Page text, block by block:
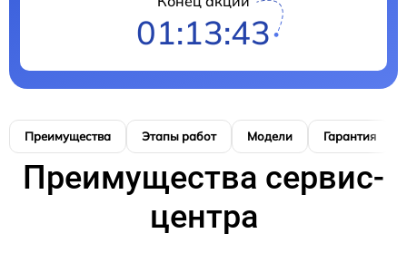
01:13:42
Преимущества Этапы работ Модели Гарантия
Преимущества сервис-
центра